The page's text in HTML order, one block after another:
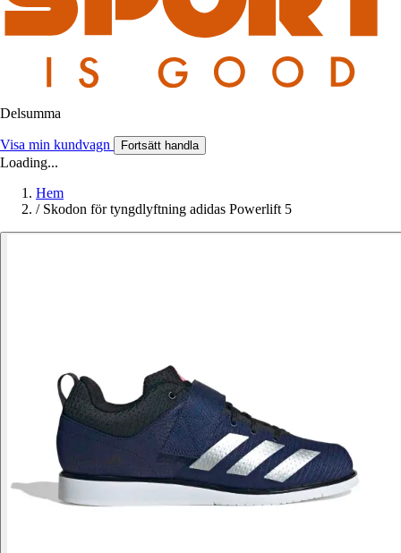
Delsumma
Visa min kundvagn Fortsätt handla
Loading...
Hem
/ Skodon för tyngdlyftning adidas Powerlift 5